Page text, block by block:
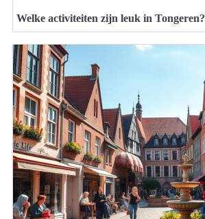
Welke activiteiten zijn leuk in Tongeren?